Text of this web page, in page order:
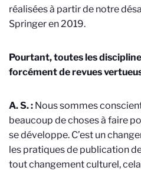
réalisées à partir de notre
Springer en 2019.
Pourtant, toutes les
forcément de revues
A. S. : Nous sommes
beaucoup de choses à faire
se développe. C’est un
les pratiques de publication
tout changement culturel,